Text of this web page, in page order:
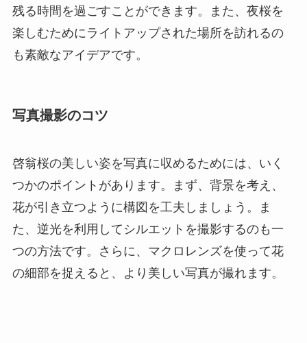
残る時間を過ごすことができます。また、夜桜を
楽しむためにライトアップされた場所を訪れるの
も素敵なアイデアです。
写真撮影のコツ
啓翁桜の美しい姿を写真に収めるためには、いく
つかのポイントがあります。まず、背景を考え、
花が引き立つように構図を工夫しましょう。ま
た、逆光を利用してシルエットを撮影するのも一
つの方法です。さらに、マクロレンズを使って花
の細部を捉えると、より美しい写真が撮れます。